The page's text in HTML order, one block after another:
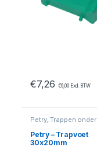
€7,26 €6,00Excl. BTW
Petry,Trappen
Petry – Trapvoet
30x20mm